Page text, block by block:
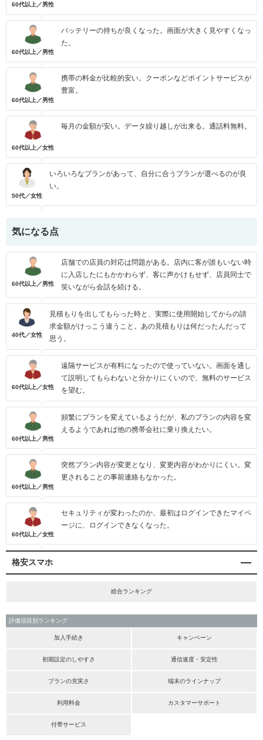
60代以上／男性
60代以上／男性
バッテリーの持ちが良くなった。画面が大きく見やすくなっ
た。
60代以上／男性
携帯の料金が比較的安い。クーポンなどポイントサービスが
豊富。
60代以上／女性
毎月の金額が安い。データ繰り越しが出来る。通話料無料。
50代／女性
いろいろなプランがあって、自分に合うプランが選べるのが良
い。
気になる点
60代以上／男性
店舗での店員の対応は問題がある。店内に客が誰もいない時
に入店したにもかかわらず、客に声かけもせず、店員同士で
笑いながら会話を続ける。
40代／女性
見積もりを出してもらった時と、実際に使用開始してからの請
求金額がけっこう違うこと。あの見積もりは何だったんだって
思う。
60代以上／女性
遠隔サービスが有料になったので使っていない。画面を通し
て説明してもらわないと分かりにくいので、無料のサービス
を望む。
60代以上／男性
頻繁にプランを変えているようだが、私のプランの内容を変
えるようであれば他の携帯会社に乗り換えたい。
60代以上／男性
突然プラン内容が変更となり、変更内容がわかりにくい。変
更されることの事前連絡もなかった。
60代以上／女性
セキュリティが変わったのか、最初はログインできたマイペ
ージに、ログインできなくなった。
格安スマホ
総合ランキング
評価項目別ランキング
加入手続き キャンペーン
初期設定のしやすさ 通信速度・安定性
プランの充実さ 端末のラインナップ
利用料金 カスタマーサポート
付帯サービス